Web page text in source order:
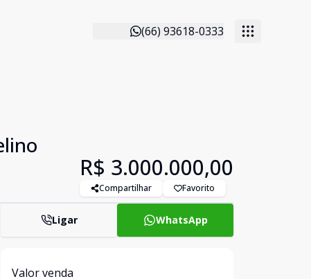
(66) 93618-0333
R$ 3.000.000,00
Compartilhar Favorito
Ligar WhatsApp
Valor venda